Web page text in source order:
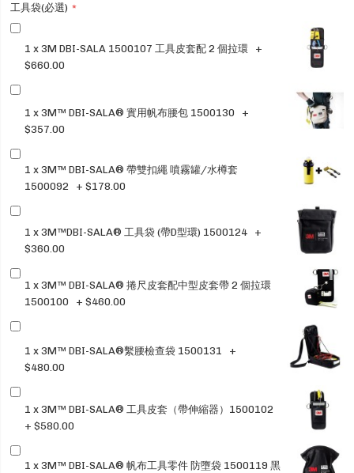
工具袋(必選)
1 x 3M DBI-SALA 1500107 工具皮套配 2 個拉環
+
$660.00
1 x 3M™ DBI-SALA® 實用帆布腰包 1500130
+
$357.00
1 x 3M™ DBI-SALA® 帶雙扣繩 噴霧罐/水樽套
1500092
+$178.00
1 x 3M™DBI-SALA® 工具袋 (帶D型環) 1500124
+
$360.00
1 x 3M™ DBI-SALA® 捲尺皮套配中型皮套帶 2 個拉環
1500100
+$460.00
1 x 3M™ DBI-SALA®繫腰檢查袋 1500131
+
$480.00
1 x 3M™ DBI-SALA® 工具皮套（帶伸縮器）1500102
+$580.00
1 x 3M™ DBI-SALA® 帆布工具零件 防墮袋 1500119 黑